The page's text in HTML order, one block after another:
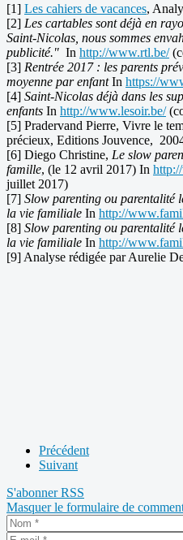
[1] Les cahiers de vacances,
[2] Les cartables sont déjà en
Saint-Nicolas, nous sommes
publicité." In http://www.rtl.be/
[3] Rentrée 2017 : les parents
moyenne par enfantIn https://
[4] Saint-Nicolas déjà dans les
enfants In http://www.lesoir.be/
[5] Pradervand Pierre, Vivre le
précieux, Editions Jouvence,
[6] Diego Christine, Le slow
famille, (le 12 avril 2017) In
juillet 2017)
[7] Slow parenting ou parentalité
la vie familiale In http://
[8] Slow parenting ou parentalité
la vie familiale In http://
[9] Analyse rédigée par Aurelie
Précédent
Suivant
S'abonnerRSS
Masquer le formulaire de